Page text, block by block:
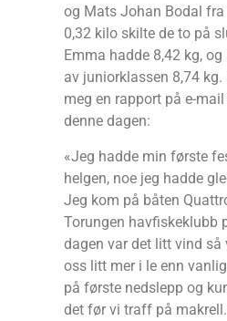
og Mats Johan Bodal fra
0,32 kilo skilte de to på
Emma hadde 8,42 kg,
av juniorklassen 8,74
meg en rapport på e-
denne dagen:
«Jeg hadde min første
helgen, noe jeg hadde
Jeg kom på båten
Torungen havfiskeklubb
dagen var det litt vind så
oss litt mer i le enn
på første nedslepp og
det før vi traff på